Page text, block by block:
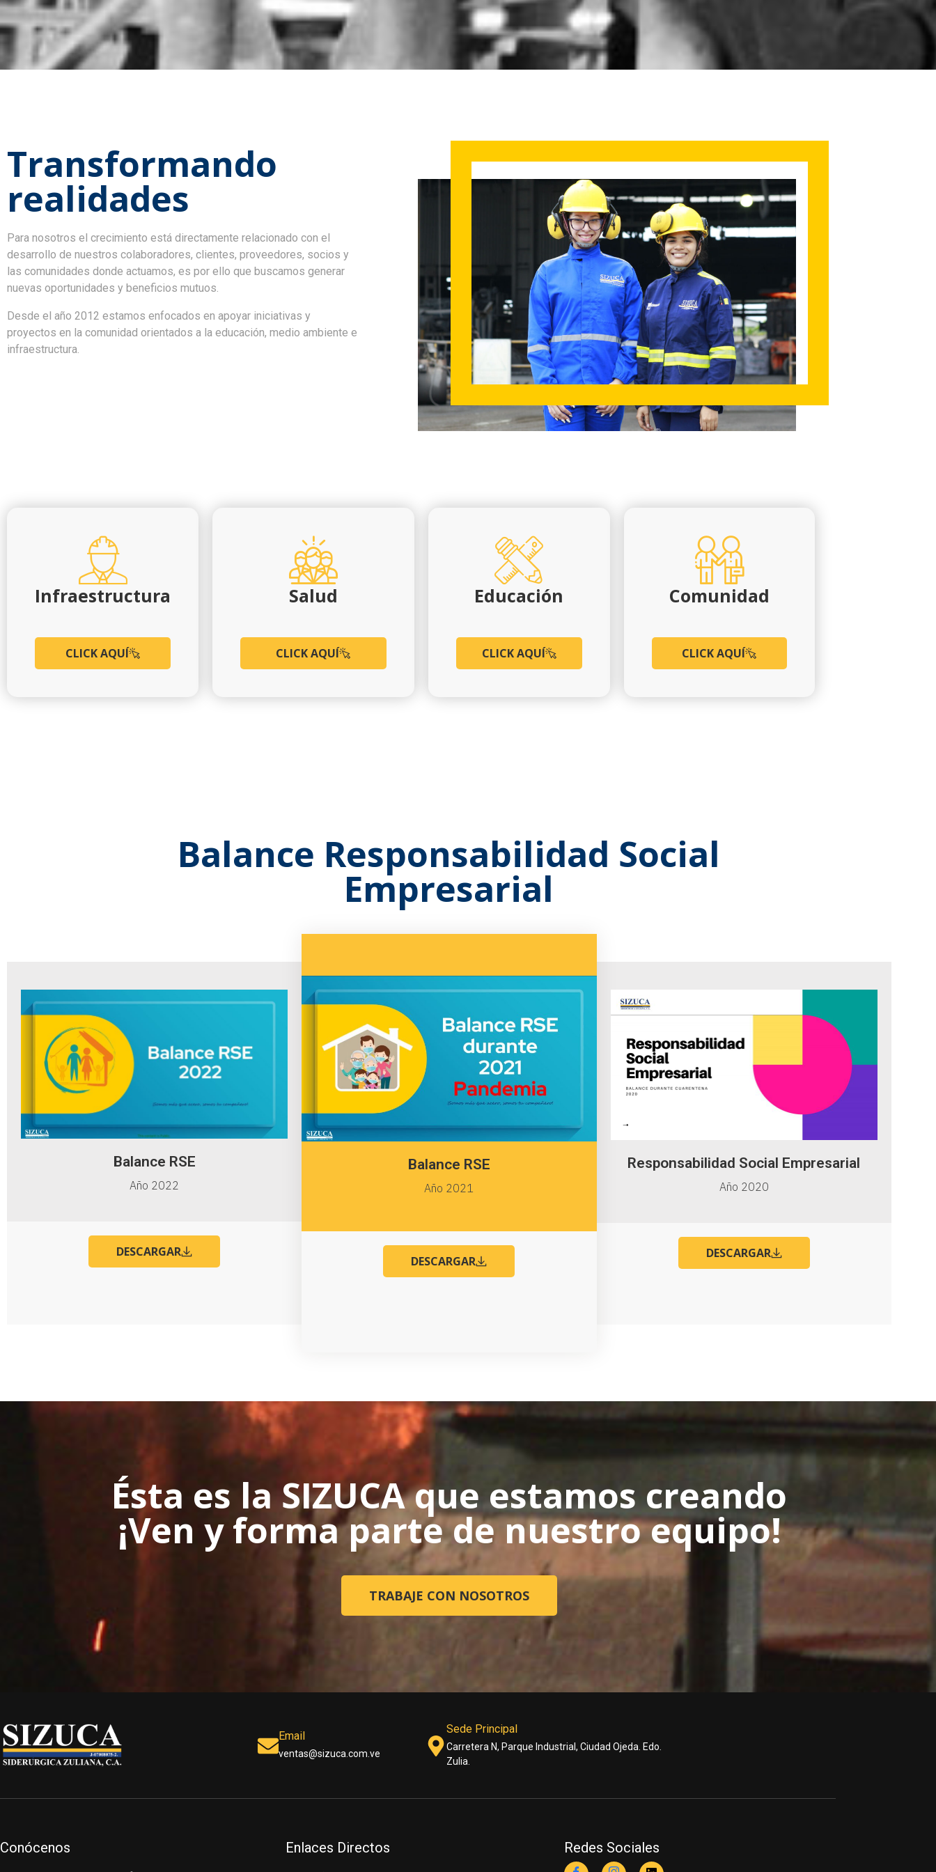
Transformando
realidades
Para nosotros el crecimiento está directamente relacionado con el
desarrollo de nuestros colaboradores, clientes, proveedores, socios y
las comunidades donde actuamos, es por ello que buscamos generar
nuevas oportunidades y beneficios mutuos.
Desde el año 2012 estamos enfocados en apoyar iniciativas y
proyectos en la comunidad orientados a la educación, medio ambiente e
infraestructura.
Infraestructura
CLICK AQUÍ
Salud
CLICK AQUÍ
Educación
CLICK AQUÍ
Comunidad
CLICK AQUÍ
Balance Responsabilidad Social
Empresarial
Balance RSE
Año 2022
DESCARGAR
Balance RSE
Año 2021
DESCARGAR
Responsabilidad Social Empresarial
Año 2020
DESCARGAR
Ésta es la SIZUCA que estamos creando
¡Ven y forma parte de nuestro equipo!
TRABAJE CON NOSOTROS
Email
ventas@sizuca.com.ve
Sede Principal
Carretera N, Parque Industrial, Ciudad Ojeda. Edo.
Zulia.
Conócenos Enlaces Directos Redes Sociales